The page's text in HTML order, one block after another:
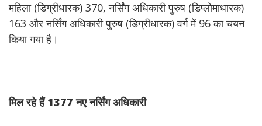
महिला (डिग्रीधारक) 370, नर्सिंग अधिकारी पुरुष (डिप्लोमाधारक)
163 और नर्सिंग अधिकारी पुरुष (डिग्रीधारक) वर्ग में 96 का चयन
किया गया है।
मिलरहेहैं 1377नएनर्सिंगअधिकारी